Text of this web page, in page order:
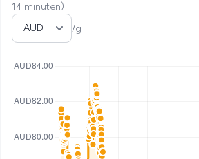
14 minuten)
Selecteer valuta
/g